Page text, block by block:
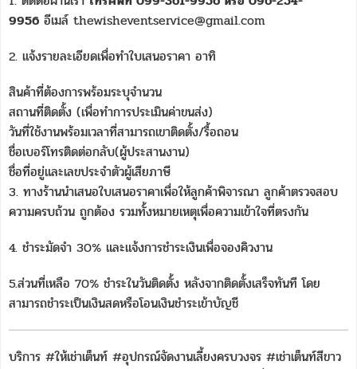
9956 อีเมล์ thewisheventservice@gmail.com
2. แจ้งรายละเอียดเพื่อทำใบเสนอราคา อาทิ
สินค้าที่ต้องการพร้อมระบุจำนวน
สถานที่ติดตั้ง (เพื่อทำการประเมินค่าขนส่ง)
วันที่ใช้งานพร้อมเวลาที่สามารถเขาติดตั้ง/รื้อถอน
ชื่อเบอร์โทรติดต่อกลับ(ผู้ประสานงาน)
ชื่อที่อยู่และเลขประจำตัวผู้เสียภาษี
3. ทางร้านนำเสนอใบเสนอราคาเพื่อให้ลูกค้าพิจารณา ลูกค้าตรวจสอบ
ความครบถ้วน ถูกต้อง รวมทั้งหมายเหตุเพื่อความเข้าใจที่ตรงกัน
4. ชำระมัดจำ 30% และแจ้งการชำระเงินเพื่อจองคิวงาน
5.ส่วนที่เหลือ 70% ชำระในวันติดตั้ง หลังจากติดตั้งเสร็จทันที โดย
สามารถชำระเป็นเงินสดหรือโอนเงินชำระเข้าบัญชี
บริการ #ให้เช่าเต็นท์ #อุปกรณ์จัดงานเลี้ยงครบวงจร #เช่าเต็นท์สีขาว